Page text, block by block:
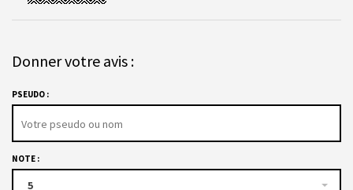
Donner votre avis :
PSEUDO :
NOTE :
5